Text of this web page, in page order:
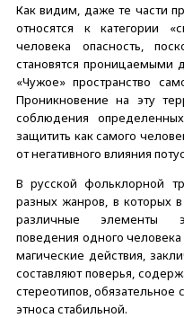
Как видим, даже те части
относятся к категории
человека опасность,
становятся проницаемыми
«Чужое» пространство
Проникновение на эту
соблюдения
защитить как самого
от негативного влияния
В русской фольклорной
разных жанров, в которых
различные элементы
поведения одного
магические действия,
составляют поверья,
стереотипов,
этноса стабильной.